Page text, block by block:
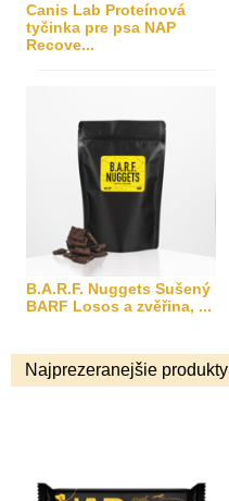
Canis Lab Proteínová
tyčinka pre psa NAP
Recove...
B.A.R.F. Nuggets Sušený
BARF Losos a zvěřina, ...
Najprezeranejšie produkty